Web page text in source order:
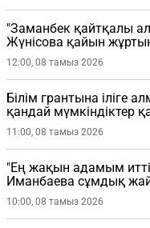
"Заманбек қайтқалы
Жүнісова қайын
12:00, 08 тамыз 2026
Білім грантына іліге
қандай мүмкіндіктер
11:00, 08 тамыз 2026
"Ең жақын адамым
Иманбаева сұмдық
10:00, 08 тамыз 2026